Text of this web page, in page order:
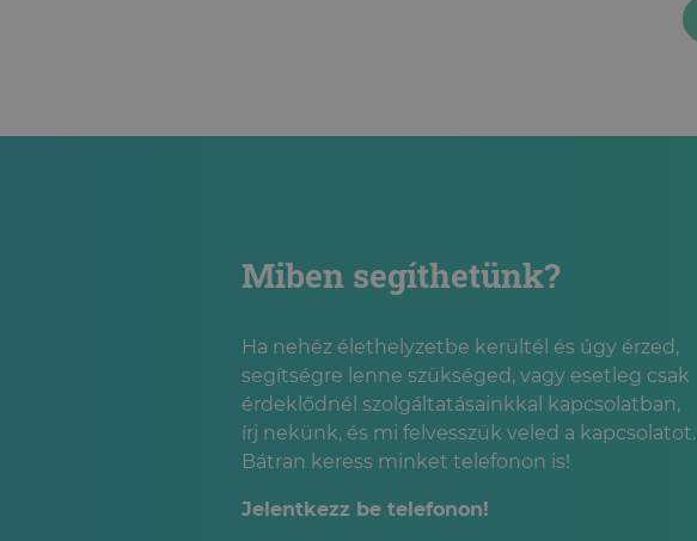
Miben segíthetünk?
Ha nehéz élethelyzetbe kerültél és úgy érzed,
segítségre lenne szükséged, vagy esetleg csak
érdeklődnél szolgáltatásainkkal kapcsolatban,
írj nekünk, és mi felvesszük veled a kapcsolatot.
Bátran keress minket telefonon is!
Jelentkezz be telefonon!